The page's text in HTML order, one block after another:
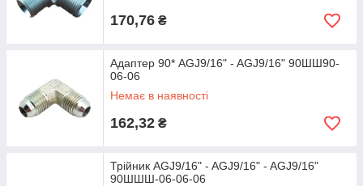
170,76 ₴
Адаптер 90* AGJ9/16" - AGJ9/16" 90ШШ90-
06-06
Немає в наявності
162,32 ₴
Трійник AGJ9/16" - AGJ9/16" - AGJ9/16"
90ШШШ-06-06-06